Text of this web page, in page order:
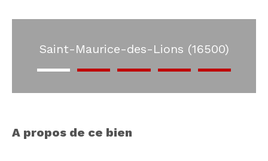
Saint-Maurice-des-Lions (16500)
a propos de ce bien